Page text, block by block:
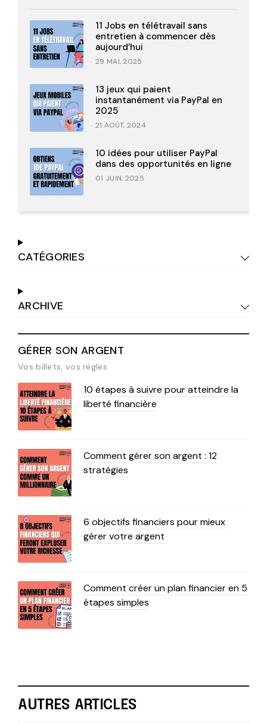
11 Jobs en télétravail sans
entretien à commencer dès
aujourd’hui
29 MAI, 2025
13 jeux qui paient
instantanément via PayPal en
2025
21 AOÛT, 2024
10 idées pour utiliser PayPal
dans des opportunités en ligne
01 JUIN, 2025
CATÉGORIES
ARCHIVE
GÉRER SON ARGENT
Vos billets, vos règles
10 étapes à suivre pour atteindre la
liberté financière
Comment gérer son argent : 12
stratégies
6 objectifs financiers pour mieux
gérer votre argent
Comment créer un plan financier en 5
étapes simples
AUTRES ARTICLES